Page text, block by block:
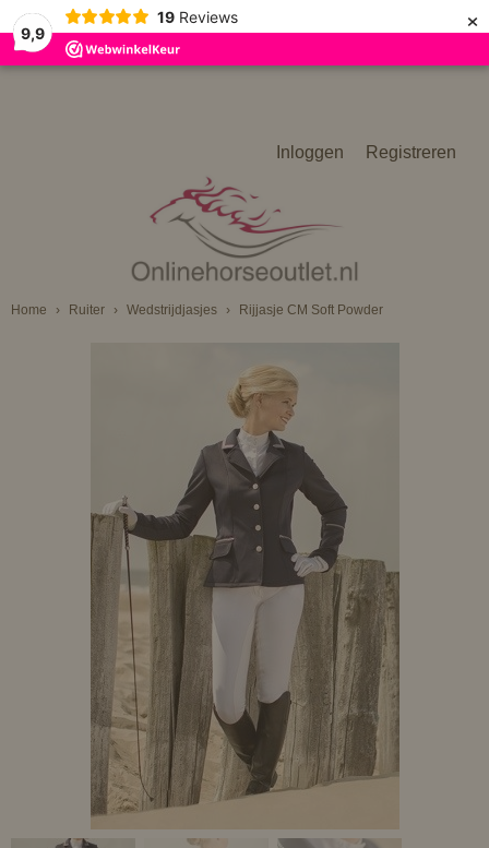
9,9
19 Reviews ×
Inloggen Registreren
Home › Ruiter › Wedstrijdjasjes › Rijjasje CM Soft Powder